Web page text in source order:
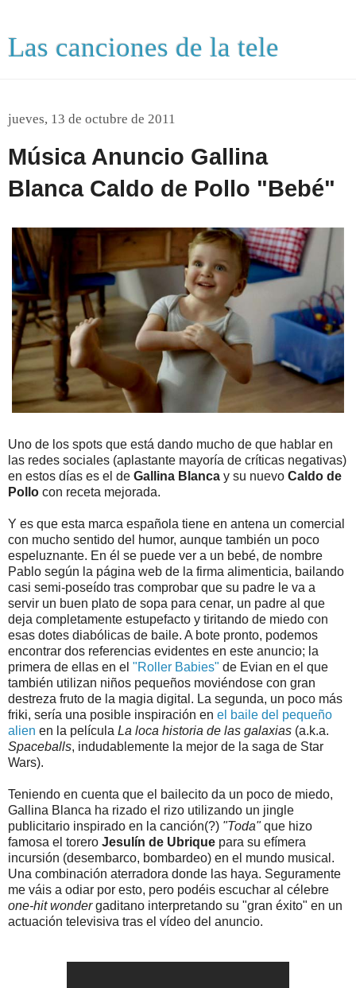
Las canciones de la tele
jueves, 13 de octubre de 2011
Música Anuncio Gallina
Blanca Caldo de Pollo "Bebé"
Uno de los spots que está dando mucho de que hablar en
las redes sociales (aplastante mayoría de críticas negativas)
en estos días es el de Gallina Blanca y su nuevo Caldo de
Pollo con receta mejorada.
Y es que esta marca española tiene en antena un comercial
con mucho sentido del humor, aunque también un poco
espeluznante. En él se puede ver a un bebé, de nombre
Pablo según la página web de la firma alimenticia, bailando
casi semi-poseído tras comprobar que su padre le va a
servir un buen plato de sopa para cenar, un padre al que
deja completamente estupefacto y tiritando de miedo con
esas dotes diabólicas de baile. A bote pronto, podemos
encontrar dos referencias evidentes en este anuncio; la
primera de ellas en el "Roller Babies" de Evian en el que
también utilizan niños pequeños moviéndose con gran
destreza fruto de la magia digital. La segunda, un poco más
friki, sería una posible inspiración en el baile del pequeño
alien en la película La loca historia de las galaxias (a.k.a.
Spaceballs, indudablemente la mejor de la saga de Star
Wars).
Teniendo en cuenta que el bailecito da un poco de miedo,
Gallina Blanca ha rizado el rizo utilizando un jingle
publicitario inspirado en la canción(?) "Toda"que hizo
famosa el torero Jesulín de Ubrique para su efímera
incursión (desembarco, bombardeo) en el mundo musical.
Una combinación aterradora donde las haya. Seguramente
me váis a odiar por esto, pero podéis escuchar al célebre
one-hit wondergaditano interpretando su "gran éxito" en un
actuación televisiva tras el vídeo del anuncio.